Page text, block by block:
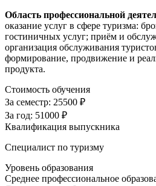
Область профессиональной
оказание услуг в сфере туризма:
гостиничных услуг; приём и
организация обслуживания
формирование, продвижение и
продукта.
Стоимость обучения
За семестр: 25500 ₽
За год: 51000 ₽
Квалификация выпускника
Специалист по туризму
Уровень образования
Среднее профессиональное